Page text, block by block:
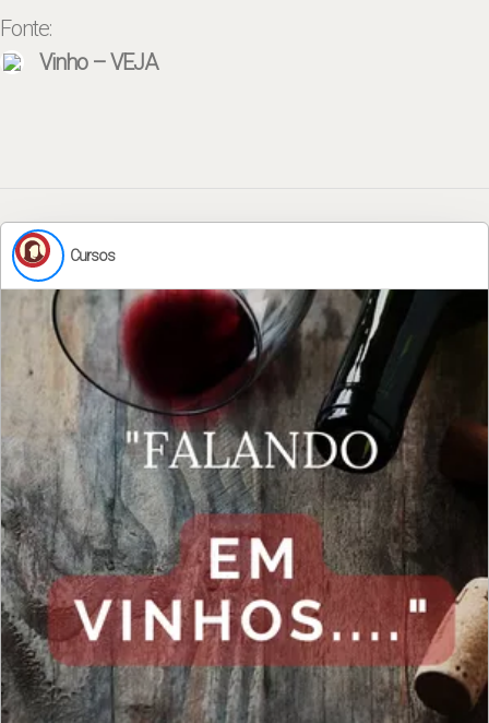
Fonte:
Vinho – VEJA
Cursos